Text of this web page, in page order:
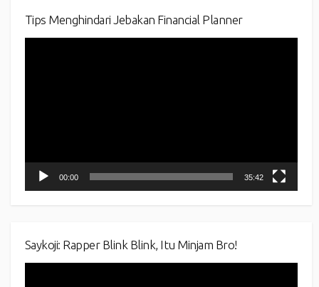
Tips Menghindari Jebakan Financial Planner
00:00 35:42
Saykoji: Rapper Blink Blink, Itu Minjam Bro!